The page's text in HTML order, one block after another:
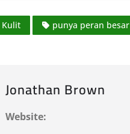
Kulit punya peran besar
Jonathan Brown
Website: